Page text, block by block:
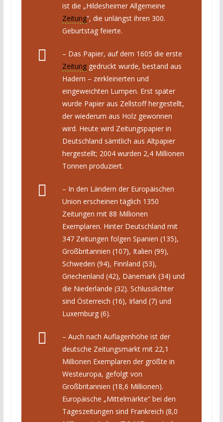
ist die „Hildesheimer Allgemeine
Zeitung“, die unlängst ihren 300.
Geburtstag feierte.
– Das Papier, auf dem 1605 die erste
Zeitunggedruckt wurde, bestand aus
Hadern – zerkleinerten und
eingeweichten Lumpen. Erst später
wurde Papier aus Zellstoff hergestellt,
der wiederum aus Holz gewonnen
wird. Heute wird Zeitungspapier in
Deutschland sämtlich aus Altpapier
hergestellt; 2004 wurden 2,4 Millionen
Tonnen produziert.
– In den Ländern der Europäischen
Union erscheinen täglich 1350
Zeitungen mit 88 Millionen
Exemplaren. Hinter Deutschland mit
347 Zeitungen folgen Spanien (135),
Großbritannien (107), Italien (99),
Schweden (94), Finnland (53),
Griechenland (42), Dänemark (34) und
die Niederlande (32). Schlusslichter
sind Österreich (16), Irland (7) und
Luxemburg (6).
– Auch nach Auflagenhöhe ist der
deutsche Zeitungsmarkt mit 22,1
Millionen Exemplaren der größte in
Westeuropa, gefolgt von
Großbritannien (18,6 Millionen).
Europäische „Mittelmärkte“ bei den
Tageszeitungen sind Frankreich (8,0